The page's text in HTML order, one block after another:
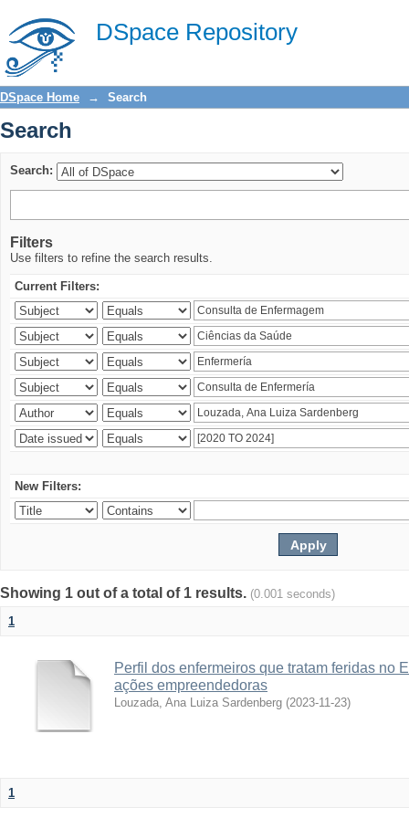
DSpace Repository
Search
DSpace Home → Search
Search
Search:
Filters
Use filters to refine the search results.
Current Filters:
New Filters:
Showing 1 out of a total of 1 results. (0.001 seconds)
1
Perfil dos enfermeiros que tratam feridas no
ações empreendedoras
Louzada, Ana Luiza Sardenberg (2023-11-23)
1